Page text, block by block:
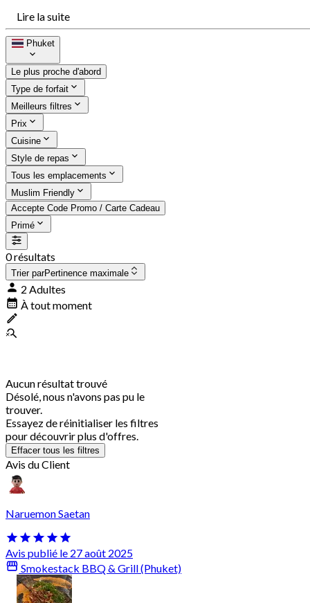
Lire la suite
Phuket
Le plus proche d'abord
Type de forfait
Meilleurs filtres
Prix
Cuisine
Style de repas
Tous les emplacements
Muslim Friendly
Accepte Code Promo / Carte Cadeau
Primé
0 résultats
Trier parPertinence maximale
2 Adultes
À tout moment
Aucun résultat trouvé
Désolé, nous n'avons pas pu le
trouver.
Essayez de réinitialiser les filtres
pour découvrir plus d'offres.
Effacer tous les filtres
Avis du Client
Naruemon Saetan
Avis publié le 27 août 2025
Smokestack BBQ & Grill (Phuket)